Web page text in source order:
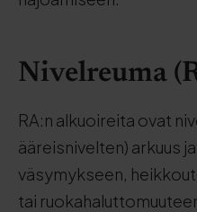
Nivelreuma
RA:n alkuoireita ovat
ääreisnivelten) arkuus
väsymykseen,
tai